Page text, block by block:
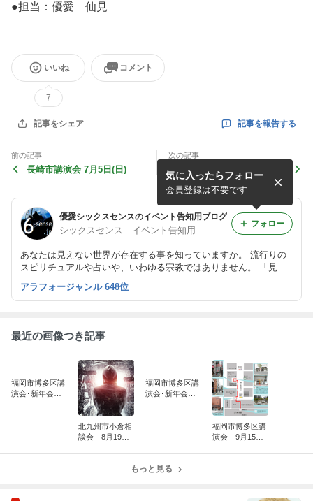
●担当：優愛 仙見
いいね
7
コメント
記事をシェア 記事を報告する
前の記事
長崎市講演会 7月5日(日)
次の記事
【中止】愛知県岡崎市・静岡
県浜松市講演会 6月27日
(土)
優愛シックスセンスのイベント告知用ブログ
シックスセンス イベント告知用
あなたは見えない世界が存在する事を知っていますか。 流行りの
スピリチュアルや占いや、いわゆる宗教ではありません。 「見え
ない世界の真実が此処に®︎」が主催するイベント情報
気に入ったらフォロー
会員登録は不要です
フォロー
アラフォージャンル 648位
最近の画像つき記事
福岡市博多区講
演会･新年会 2
北九州市小倉相
談会 8月19日
福岡市博多区講
演会･新年会 2
福岡市博多区講
演会 9月15日
もっと見る